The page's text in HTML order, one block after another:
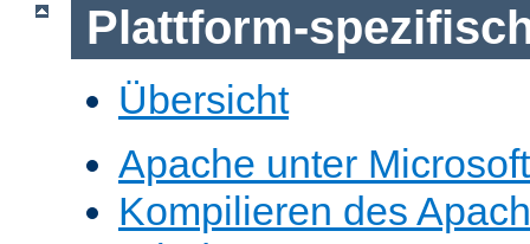
Plattform-
Übersicht
Apache unter
Kompilieren des